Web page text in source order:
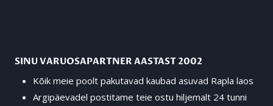
SINU VARUOSAPARTNER AASTAST 2002
Kõik meie poolt pakutavad kaubad asuvad Rapla laos
Argipäevadel postitame teie ostu hiljemalt 24 tunni